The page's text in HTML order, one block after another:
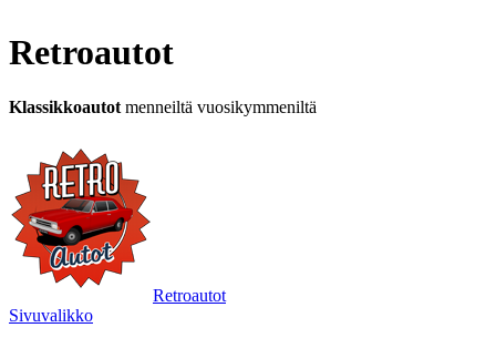
Retroautot
Klassikkoautot menneiltä vuosikymmeniltä
Retroautot
Sivuvalikko